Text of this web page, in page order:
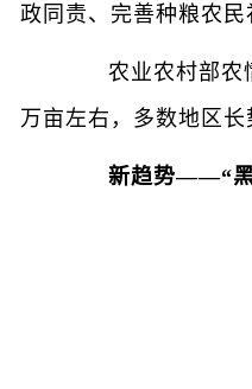
政同责、完善种粮农民
农业农村部农情
万亩左右，多数地区长
新趋势——“黑